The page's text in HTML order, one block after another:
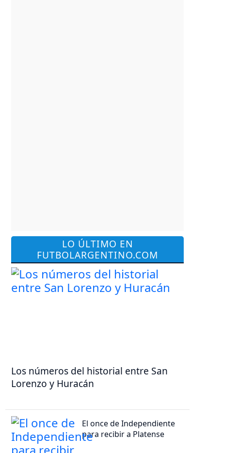
LO ÚLTIMO EN
FUTBOLARGENTINO.COM
Los números del historial entre San
Lorenzo y Huracán
El once de Independiente
para recibir a Platense